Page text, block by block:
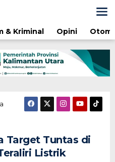
& Kriminal Opini
Tuntas
di
2030
Target Tuntas di
Listrik